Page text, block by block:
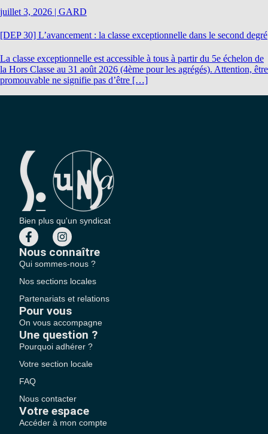
juillet 3, 2026 | GARD
[DEP 30] L’avancement : la classe exceptionnelle dans le second degré
La classe exceptionnelle est accessible à tous à partir du 5e échelon de
la Hors Classe au 31 août 2026 (4ème pour les agrégés). Attention, être
promouvable ne signifie pas d’être […]
Bien plus qu'un syndicat
Nous connaître
Qui sommes-nous ?
Nos sections locales
Partenariats et relations
Pour vous
On vous accompagne
Une question ?
Pourquoi adhérer ?
Votre section locale
FAQ
Nous contacter
Votre espace
Accéder à mon compte